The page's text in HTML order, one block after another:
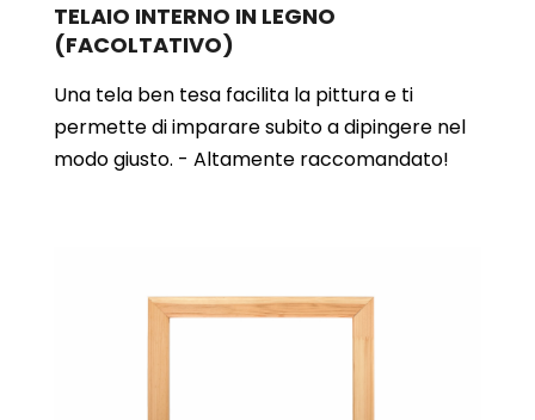
TELAIO INTERNO IN LEGNO
(FACOLTATIVO)
Una tela ben tesa facilita la pittura e ti
permette di imparare subito a dipingere nel
modo giusto. - Altamente raccomandato!